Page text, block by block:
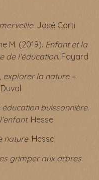
José Corti
M. (2019). Enfant et la
de l’éducation. Fayard
explorer la nature –
éducation buissonnière.
Hesse
nature. Hesse
grimper aux arbres.